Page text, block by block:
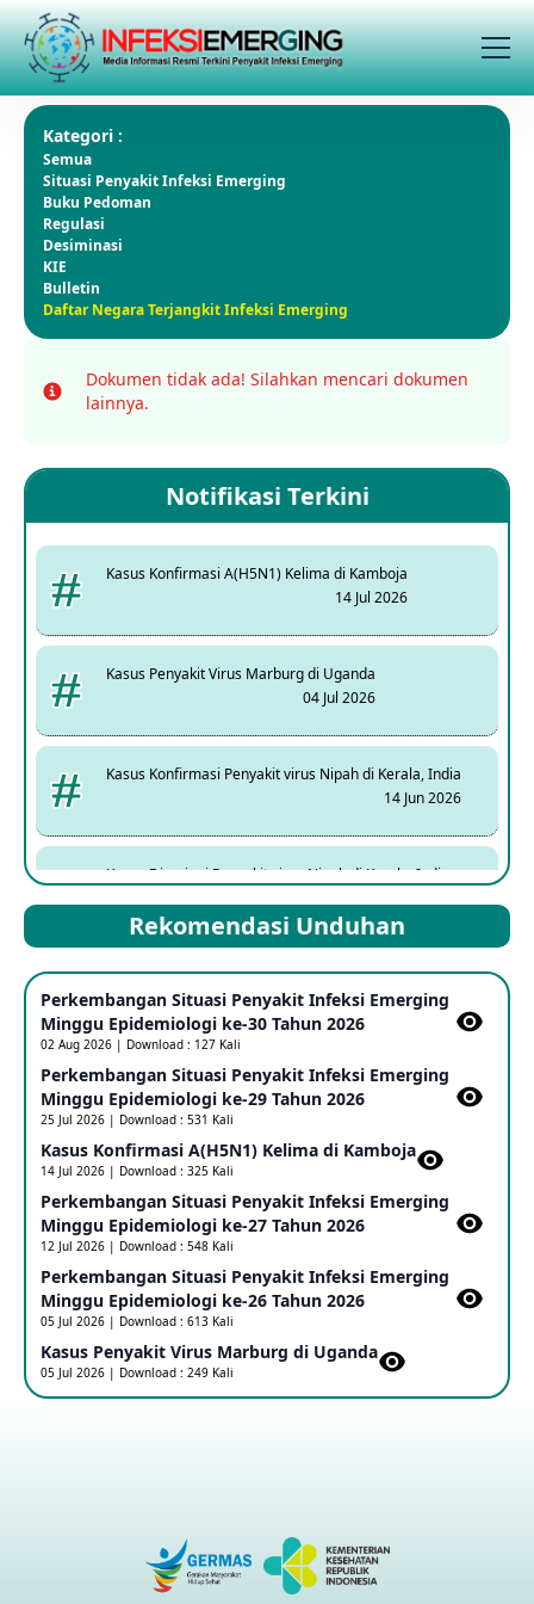
Kategori :
Semua
Situasi Penyakit Infeksi Emerging
Buku Pedoman
Regulasi
Desiminasi
KIE
Bulletin
Daftar Negara Terjangkit Infeksi Emerging
Info
Dokumen tidak ada! Silahkan mencari dokumen
lainnya.
Notifikasi Terkini
Kasus Konfirmasi A(H5N1) Kelima di Kamboja
14 Jul 2026
Kasus Penyakit Virus Marburg di Uganda
04 Jul 2026
Kasus Konfirmasi Penyakit virus Nipah di Kerala, India
14 Jun 2026
Kasus Dicurigai Penyakit virus Nipah di Kerala, India
Mpox Clade 1b di Taiwan
25 May 2026
Update Informasi PHEIC Penyakit Ebola
23 May 2026
Penetapan Outbreak Penyakit Ebola di RD Kongo dan
Uganda Sebagai PHEIC
17 May 2026
Outbreak Penyakti Ebola di RD Kongo
16 May 2026
Kasus Konfirmasi A(H5NN6) di Cina
Penyakit virus Hanta di Kapal Pesiar Keberangkatan
Rekomendasi Unduhan
Perkembangan Situasi Penyakit Infeksi Emerging
Minggu Epidemiologi ke-30 Tahun 2026
02 Aug 2026 | Download : 127 Kali
Perkembangan Situasi Penyakit Infeksi Emerging
Minggu Epidemiologi ke-29 Tahun 2026
25 Jul 2026 | Download : 531 Kali
Kasus Konfirmasi A(H5N1) Kelima di Kamboja​
14 Jul 2026 | Download : 325 Kali
Perkembangan Situasi Penyakit Infeksi Emerging
Minggu Epidemiologi ke-27 Tahun 2026
12 Jul 2026 | Download : 548 Kali
Perkembangan Situasi Penyakit Infeksi Emerging
Minggu Epidemiologi ke-26 Tahun 2026
05 Jul 2026 | Download : 613 Kali
Kasus Penyakit Virus Marburg di Uganda
05 Jul 2026 | Download : 249 Kali